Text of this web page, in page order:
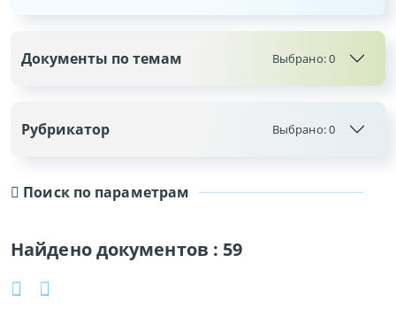
Поиск по параметрам
Найдено документов : 59
Документы по темам Выбрано:0
Рубрикатор Выбрано:0